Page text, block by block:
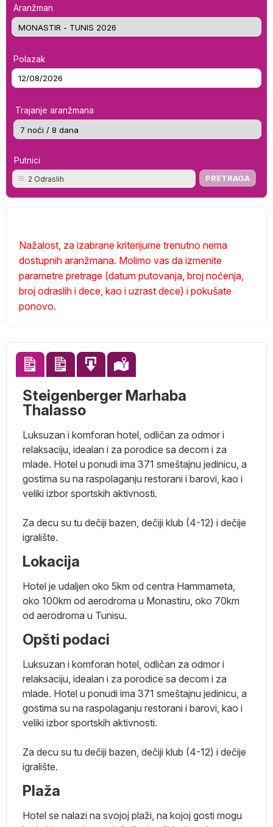
Aranžman
Polazak
Trajanje aranžmana
Putnici
2 Odraslih
Nažalost, za izabrane kriterijume trenutno nema
dostupnih aranžmana. Molimo vas da izmenite
parametre pretrage (datum putovanja, broj noćenja,
broj odraslih i dece, kao i uzrast dece) i pokušate
ponovo.
Steigenberger Marhaba
Thalasso
Luksuzan i komforan hotel, odličan za odmor i
relaksaciju, idealan i za porodice sa decom i za
mlade. Hotel u ponudi ima 371 smeštajnu jedinicu, a
gostima su na raspolaganju restorani i barovi, kao i
veliki izbor sportskih aktivnosti.
Za decu su tu dečiji bazen, dečiji klub (4-12) i dečije
igralište.
Lokacija
Hotel je udaljen oko 5km od centra Hammameta,
oko 100km od aerodroma u Monastiru, oko 70km
od aerodroma u Tunisu.
Opšti podaci
Luksuzan i komforan hotel, odličan za odmor i
relaksaciju, idealan i za porodice sa decom i za
mlade. Hotel u ponudi ima 371 smeštajnu jedinicu, a
gostima su na raspolaganju restorani i barovi, kao i
veliki izbor sportskih aktivnosti.
Za decu su tu dečiji bazen, dečiji klub (4-12) i dečije
igralište.
Plaža
Hotel se nalazi na svojoj plaži, na kojoj gosti mogu